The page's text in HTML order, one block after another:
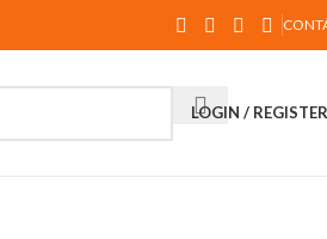
LOGIN / REGISTER